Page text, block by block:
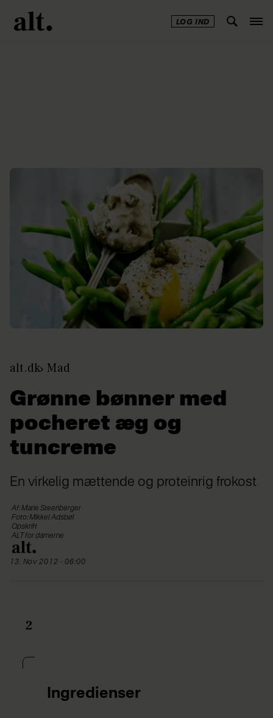
LOG IND
alt.dk Mad
Grønne bønner med
pocheret æg og
tuncreme
En virkelig mættende og proteinrig frokost
Af: Marie Steenberger
Foto: Mikkel Adsbøl
Opskrift
ALT for damerne
13. Nov 2012 - 06:00
2
Ingredienser